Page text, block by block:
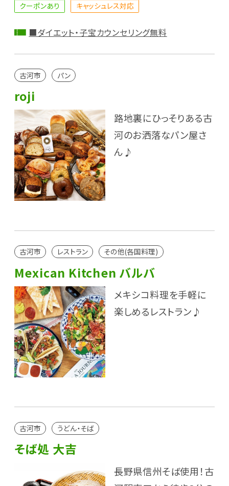
クーポンあり キャッシュレス対応
■ダイエット・子宝カウンセリング無料
古河市 パン
roji
路地裏にひっそりある古
河のお洒落なパン屋さ
ん♪
古河市 レストラン その他(各国料理)
Mexican Kitchen バルバ
メキシコ料理を手軽に
楽しめるレストラン♪
古河市 うどん・そば
そば処 大吉
長野県信州そば使用！古